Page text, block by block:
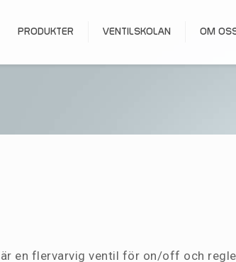
PRODUKTER VENTILSKOLAN OM
en flervarvig ventil för on/off och